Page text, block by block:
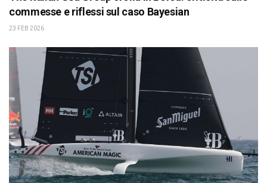
commesse e riflessi sul caso Bayesian
23 FEB 2026